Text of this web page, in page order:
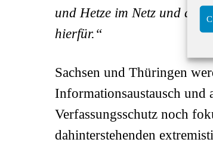
und Hetze im Netz und
hierfür.“
Sachsen und Thüringen
Informationsaustausch
Verfassungsschutz noch
dahinterstehenden